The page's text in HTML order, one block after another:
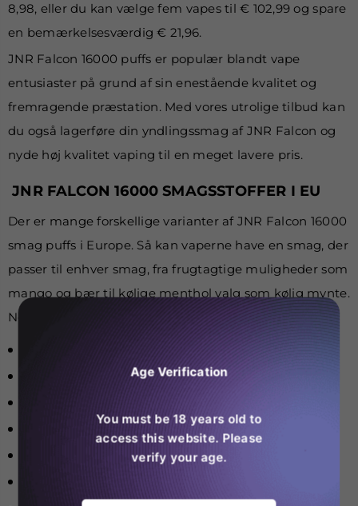
8,98, eller du kan vælge fem vapes til € 102,99 og spare
en bemærkelsesværdig € 21,96.
JNR Falcon 16000 puffs er populær blandt vape
entusiaster på grund af sin enestående kvalitet og
fremragende præstation. Med vores utrolige tilbud kan
du også lagerføre din yndlingssmag af JNR Falcon og
nyde høj kvalitet vaping til en meget lavere pris.
JNR FALCON 16000 SMAGSSTOFFER I EU
Der er mange forskellige varianter af JNR Falcon 16000
smag puffs i Europe. Så kan vaperne have en smag, der
passer til enhver smag, fra frugtagtige muligheder som
mango og bær til kølige menthol valg som kølig mynte.
Nogle af disse smagsvarianter på Vapes Europe er
blåbærgranatæbleis
mango passionsfrugt
Passionsfrugtkiwi
Age Verification
You must be 18 years old to
access this website. Please
verify your age.